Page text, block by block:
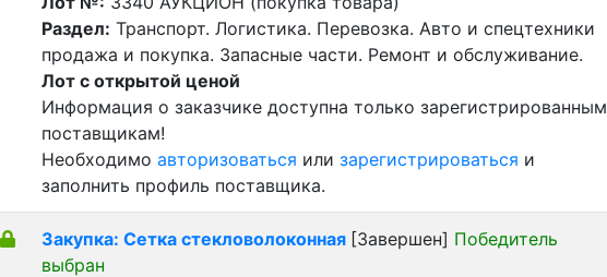
Раздел: Транспорт. Логистика. Перевозка. Авто и спецтехники
продажа и покупка. Запасные части. Ремонт и обслуживание.
Лот с открытой ценой
Информация о заказчике доступна только зарегистрированным
поставщикам!
Необходимо авторизоваться или зарегистрироваться и
заполнить профиль поставщика.
Закупка: Сетка стекловолоконная [Завершен] Победитель
выбран